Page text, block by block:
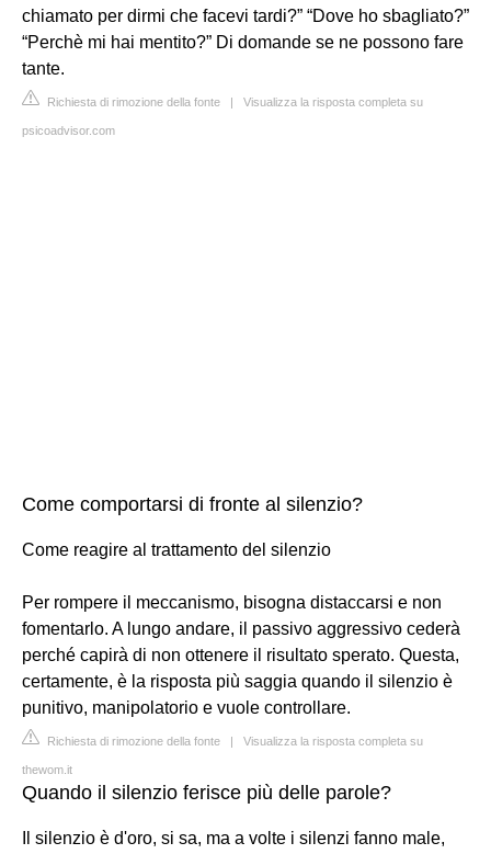
chiamato per dirmi che facevi tardi?” “Dove ho sbagliato?”
“Perchè mi hai mentito?” Di domande se ne possono fare
tante.
Richiesta di rimozione della fonte | Visualizza la risposta completa su
psicoadvisor.com
Come comportarsi di fronte al silenzio?
Come reagire al trattamento del silenzio
Per rompere il meccanismo, bisogna distaccarsi e non
fomentarlo. A lungo andare, il passivo aggressivo cederà
perché capirà di non ottenere il risultato sperato. Questa,
certamente, è la risposta più saggia quando il silenzio è
punitivo, manipolatorio e vuole controllare.
Richiesta di rimozione della fonte | Visualizza la risposta completa su
thewom.it
Quando il silenzio ferisce più delle parole?
Il silenzio è d'oro, si sa, ma a volte i silenzi fanno male,